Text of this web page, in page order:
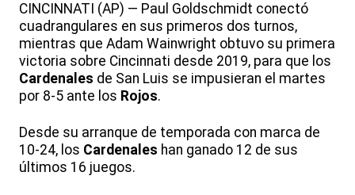
CINCINNATI (AP) — Paul Goldschmidt conectó
cuadrangulares en sus primeros dos turnos,
mientras que Adam Wainwright obtuvo su primera
victoria sobre Cincinnati desde 2019, para que los
Cardenales de San Luis se impusieran el martes
por 8-5 ante los Rojos.
Desde su arranque de temporada con marca de
10-24, los Cardenales han ganado 12 de sus
últimos 16 juegos.